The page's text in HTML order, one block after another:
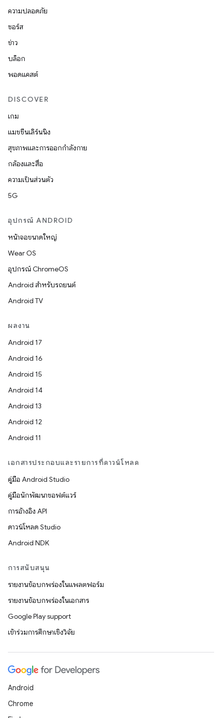
ความปลอดภัย
ซอร์ส
ข่าว
บล็อก
พอดแคสต์
DISCOVER
เกม
แมชชีนเลิร์นนิง
สุขภาพและการออกกำลังกาย
กล้องและสื่อ
ความเป็นส่วนตัว
5G
อุปกรณ์ ANDROID
หน้าจอขนาดใหญ่
Wear OS
อุปกรณ์ ChromeOS
Android สำหรับรถยนต์
Android TV
ผลงาน
Android 17
Android 16
Android 15
Android 14
Android 13
Android 12
Android 11
เอกสารประกอบและรายการที่ดาวน์โหลด
คู่มือ Android Studio
คู่มือนักพัฒนาซอฟต์แวร์
การอ้างอิง API
ดาวน์โหลด Studio
Android NDK
การสนับสนุน
รายงานข้อบกพร่องในแพลตฟอร์ม
รายงานข้อบกพร่องในเอกสาร
Google Play support
เข้าร่วมการศึกษาเชิงวิจัย
Android
Chrome